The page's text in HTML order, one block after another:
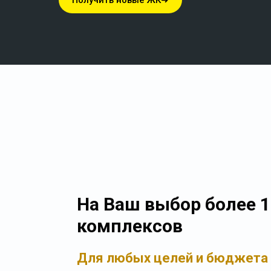
На Ваш выбор более
комплексов
Для любых целей и бюджета